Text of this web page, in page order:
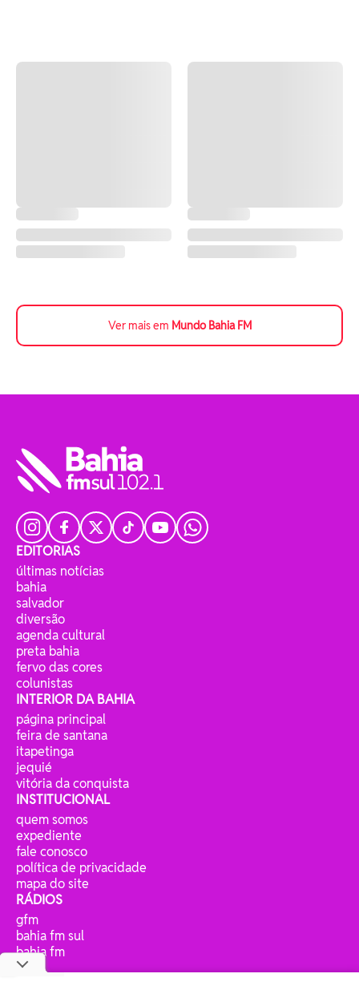
Ver mais em Mundo Bahia FM
EDITORIAS
últimas notícias
bahia
salvador
diversão
agenda cultural
preta bahia
fervo das cores
colunistas
INTERIOR DA BAHIA
página principal
feira de santana
itapetinga
jequié
vitória da conquista
INSTITUCIONAL
quem somos
expediente
fale conosco
política de privacidade
mapa do site
RÁDIOS
gfm
bahia fm sul
bahia fm
jp fm